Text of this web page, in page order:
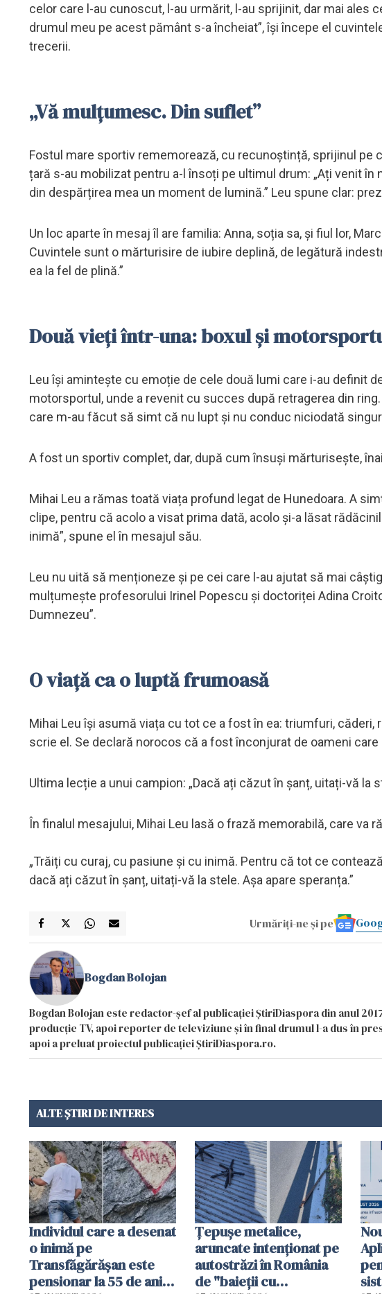
celor care l-au cunoscut, l-au urmărit, l-au sprijinit, dar mai ales
drumul meu pe acest pământ s-a încheiat”, își începe el
trecerii.
„Vă mulțumesc. Din suflet”
Fostul mare sportiv rememorează, cu recunoștință, sprijinul pe
țară s-au mobilizat pentru a-l însoți pe ultimul drum: „Ați venit
din despărțirea mea un moment de lumină.” Leu spune clar:
Un loc aparte în mesaj îl are familia: Anna, soția sa, și fiul lor,
Cuvintele sunt o mărturisire de iubire deplină, de legătură
ea la fel de plină.”
Două vieți într-una: boxul și
Leu își amintește cu emoție de cele două lumi care i-au definit
motorsportul, unde a revenit cu succes după retragerea din
care m-au făcut să simt că nu lupt și nu conduc niciodată
A fost un sportiv complet, dar, după cum însuși mărturisește,
Mihai Leu a rămas toată viața profund legat de Hunedoara. A
clipe, pentru că acolo a visat prima dată, acolo și-a lăsat
inimă”, spune el în mesajul său.
Leu nu uită să menționeze și pe cei care l-au ajutat să mai
mulțumește profesorului Irinel Popescu și doctoriței Adina
Dumnezeu”.
O viață ca o luptă frumoasă
Mihai Leu își asumă viața cu tot ce a fost în ea: triumfuri,
scrie el. Se declară norocos că a fost înconjurat de oameni
Ultima lecție a unui campion: „Dacă ați căzut în șanț, uitați-vă la
În finalul mesajului, Mihai Leu lasă o frază memorabilă, care va
„Trăiți cu curaj, cu pasiune și cu inimă. Pentru că tot ce
dacă ați căzut în șanț, uitați-vă la stele. Așa apare speranța.”
Urmăriți-ne și pe
Bogdan Bolojan
Bogdan Bolojan este redactor-șef al publicației ȘtiriDiaspora din anul
producție TV, apoi reporter de televiziune și în final drumul l-a dus în
apoi a preluat proiectul publicației ȘtiriDiaspora.ro.
ALTE ȘTIRI DE INTERES
Individul care a desenat
o inimă pe
Transfăgărășan este
pensionar la 55 de ani.
Țepușe metalice,
aruncate intenționat pe
autostrăzi în România
de "baieții cu